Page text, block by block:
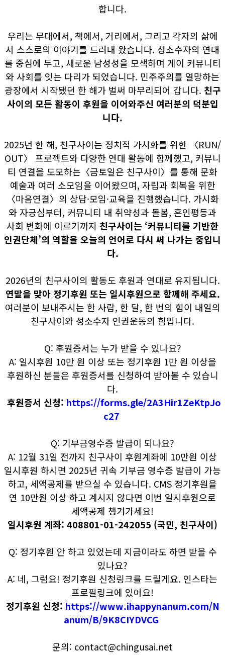
합니다.
우리는 무대에서, 책에서, 거리에서, 그리고 각자의 삶에
서 스스로의 이야기를 드러내 왔습니다. 성소수자의 연대
를 중심에 두고, 새로운 남성성을 모색하며 게이 커뮤니티
와 사회를 잇는 다리가 되었습니다. 민주주의를 열망하는
광장에서 시작됐던 한 해가 벌써 마무리되어 갑니다. 친구
사이의 모든 활동이 후원을 이어와주신 여러분의 덕분입
니다.
2025년 한 해, 친구사이는 정치적 가시화를 위한 〈RUN/
OUT〉 프로젝트와 다양한 연대 활동에 함께했고, 커뮤니
티 연결을 도모하는〈금토일은 친구사이〉를 통해 문화
예술과 여러 소모임을 이어왔으며, 자립과 회복을 위한
〈마음연결〉의 상담·모임·교육을 진행했습니다. 가시화
와 자긍심부터, 커뮤니티 내 취약성과 돌봄, 혼인평등과
사회 변화에 이르기까지 친구사이는 ‘커뮤니티를 기반한
인권단체’의 역할을 오늘의 언어로 다시 써 나가는 중입니
다.
2026년의 친구사이의 활동도 후원과 연대로 유지됩니다.
연말을 맞아 정기후원 또는 일시후원으로 함께해 주세요.
여러분이 보내주시는 한 사람, 한 달, 한 번의 힘이 내일의
친구사이와 성소수자 인권운동의 힘입니다.
Q: 후원증서는 누가 받을 수 있나요?
A: 일시후원 10만 원 이상 또는 정기후원 1만 원 이상을
후원하신 분들은 후원증서를 신청하여 받아볼 수 있습니
다.
후원증서 신청: https://forms.gle/2A3Hir1ZeKtpJo
c27
Q: 기부금영수증 발급이 되나요?
A: 12월 31일 전까지 친구사이 후원계좌에 10만원 이상
일시후원 하시면 2025년 귀속 기부금 영수증 발급이 가능
하고, 세액공제를 받으실 수 있습니다. CMS 정기후원을
연 10만원 이상 하고 계시지 않다면 이번 일시후원으로
세액공제 챙겨가세요!
일시후원 계좌: 408801-01-242055 (국민, 친구사이)
Q: 정기후원 안 하고 있었는데 지금이라도 하면 받을 수
있나요?
A: 네, 그럼요! 정기후원 신청링크를 드릴게요. 인스타는
프로필링크에 있어요!
정기후원 신청: https://www.ihappynanum.com/N
anum/B/9K8CIYDVCG
문의: contact@chingusai.net